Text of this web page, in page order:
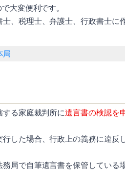
大変便利です。
、税理士、弁護士、行政書士に
局
する家庭裁判所に遺言書の検認を
した場合、行政上の義務に違反
局で自筆遺言書を保管している